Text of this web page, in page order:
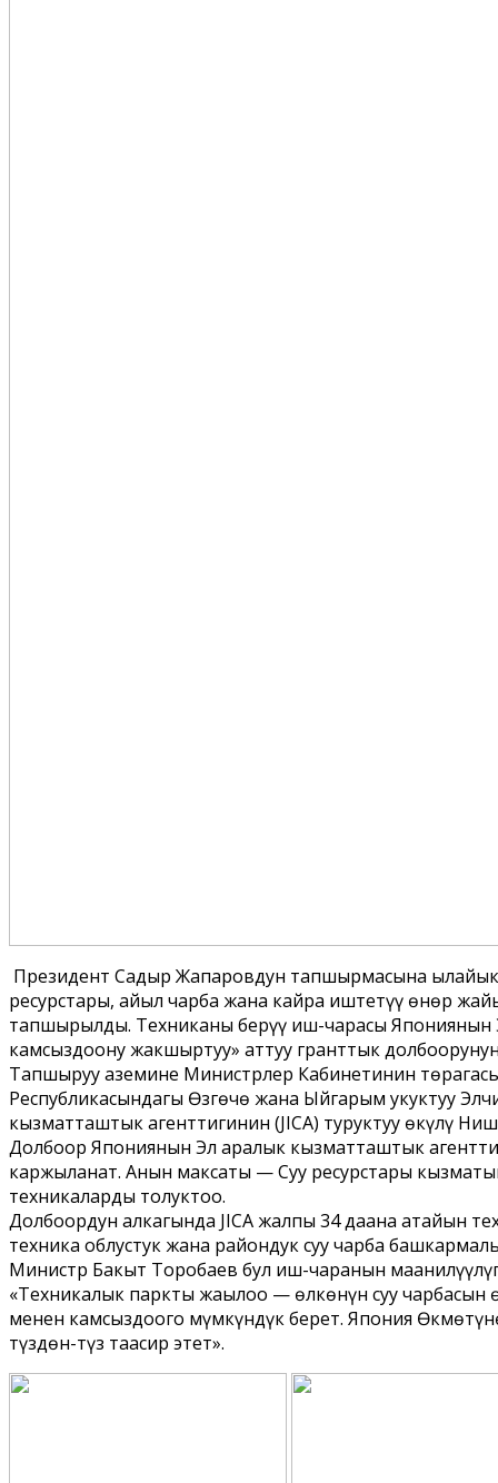
Президент Садыр Жапаровдун тапшырмасына
ресурстары, айыл чарба жана кайра иштетүү өнөр
тапшырылды. Техниканы берүү иш-чарасы Япониянын
камсыздоону жакшыртуу» аттуу гранттык
Тапшыруу аземине Министрлер Кабинетинин
Республикасындагы Өзгөчө жана Ыйгарым укуктуу
кызматташтык агенттигинин (JICA) туруктуу өкүлү
Долбоор Япониянын Эл аралык кызматташтык
каржыланат. Анын максаты — Суу ресурстары
техникаларды толуктоо.
Долбоордун алкагында JICA жалпы 34 даана атайын
техника облустук жана райондук суу чарба
Министр Бакыт Торобаев бул иш-чаранын
«Техникалык паркты жаңылоо — өлкөнүн суу чарбасын
менен камсыздоого мүмкүндүк берет. Япония
түздөн-түз таасир этет».